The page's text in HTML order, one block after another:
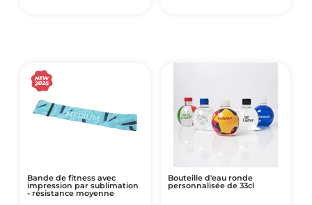
Bande de fitness avec
impression par sublimation
- résistance moyenne
Bouteille d'eau ronde
personnalisée de 33cl